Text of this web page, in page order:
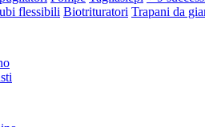
flessibili Biotrituratori Trapani da